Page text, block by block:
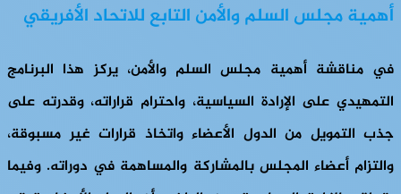
أهمية مجلس السلم والأمن التابع للاتحاد الأفريقي
في مناقشة أهمية مجلس السلم والأمن، يركز هذا البرنامج
التمهيدي على الإرادة السياسية، واحترام قراراته، وقدرته على
جذب التمويل من الدول الأعضاء واتخاذ قرارات غير مسبوقة،
والتزام أعضاء المجلس بالمشاركة والمساهمة في دوراته. وفيما